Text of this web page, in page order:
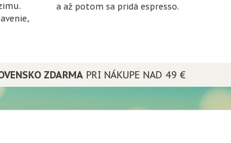
a až potom sa pridá espresso.
ZDARMAPRI NÁKUPE NAD 49 €